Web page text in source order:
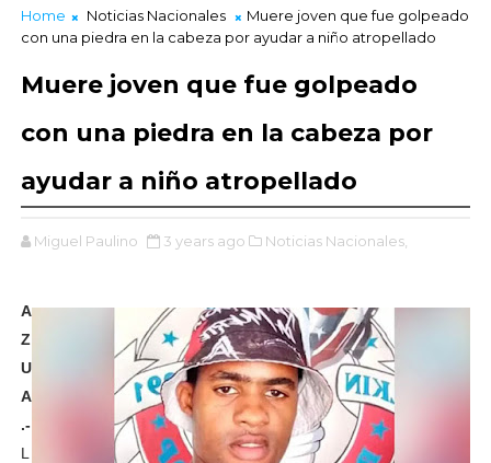
Home Noticias Nacionales
Muere joven que fue golpeado
con una piedra en la cabeza por ayudar a niño atropellado
Muere joven que fue golpeado
con una piedra en la cabeza por
ayudar a niño atropellado
Miguel Paulino 3 years ago Noticias Nacionales,
A
Z
U
A
.-
L